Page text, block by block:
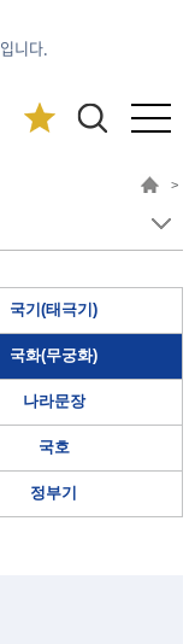
니다.
>
국기(태극기)
국화(무궁화)
나라문장
국호
정부기